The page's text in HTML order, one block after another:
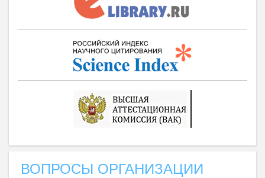
ВОПРОСЫ ОРГАНИЗАЦИИ